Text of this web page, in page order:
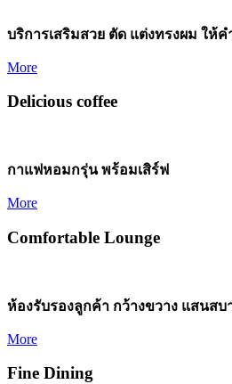
บริการเสริมสวย ตัด แต่งทรงผม ให้ค
More
Delicious coffee
กาแฟหอมกรุ่น พร้อมเสิร์ฟ
More
Comfortable Lounge
ห้องรับรองลูกค้า กว้างขวาง แสนสบ
More
Fine Dining